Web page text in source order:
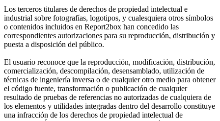
Los terceros titulares de derechos de propiedad intelectual e
industrial sobre fotografías, logotipos, y cualesquiera otros símbolos
o contenidos incluidos en Report2box han concedido las
correspondientes autorizaciones para su reproducción, distribución y
puesta a disposición del público.
El usuario reconoce que la reproducción, modificación, distribución,
comercialización, descompilación, desensamblado, utilización de
técnicas de ingeniería inversa o de cualquier otro medio para obtener
el código fuente, transformación o publicación de cualquier
resultado de pruebas de referencias no autorizadas de cualquiera de
los elementos y utilidades integradas dentro del desarrollo constituye
una infracción de los derechos de propiedad intelectual de